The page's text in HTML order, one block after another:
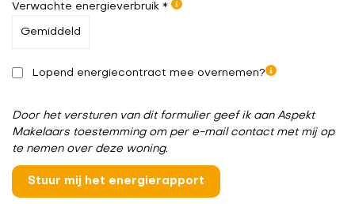
Verwachte energieverbruik *
Lopend energiecontract mee overnemen?
Door het versturen van dit formulier geef ik aan Aspekt
Makelaars toestemming om per e-mail contact met mij op
te nemen over deze woning.